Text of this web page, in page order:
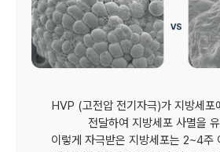
HVP (고전압 전기자극)가 지방세포
전달하여 지방세포 사멸을
이렇게 자극받은 지방세포는 2~4주